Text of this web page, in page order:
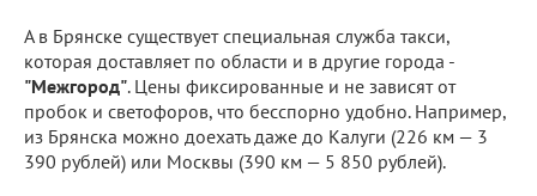
А в Брянске существует специальная служба такси,
которая доставляет по области и в другие города -
"Межгород". Цены фиксированные и не зависят от
пробок и светофоров, что бесспорно удобно. Например,
из Брянска можно доехать даже до Калуги (226 км — 3
390 рублей) или Москвы (390 км — 5 850 рублей).